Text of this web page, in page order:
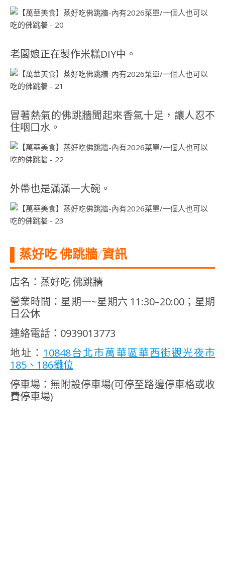
老闆娘正在製作米糕DIY中。
冒著熱氣的佛跳牆聞起來香氣十足，讓人忍不
住咽口水。
外帶也是滿滿一大碗。
▌蒸好吃 佛跳牆/資訊
店名：蒸好吃 佛跳牆
營業時間：星期一~星期六 11:30–20:00；星期
日公休
連絡電話：0939013773
地址： 10848台北市萬華區華西街觀光夜市
185、186攤位
停車場：無附設停車場(可停至路邊停車格或收
費停車場)